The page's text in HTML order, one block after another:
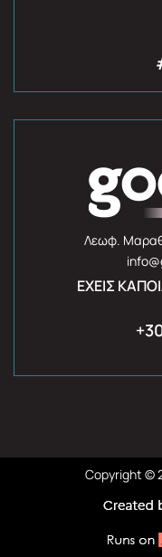
Λεωφ.
ΈΧΕΙΣ
Copyright ©